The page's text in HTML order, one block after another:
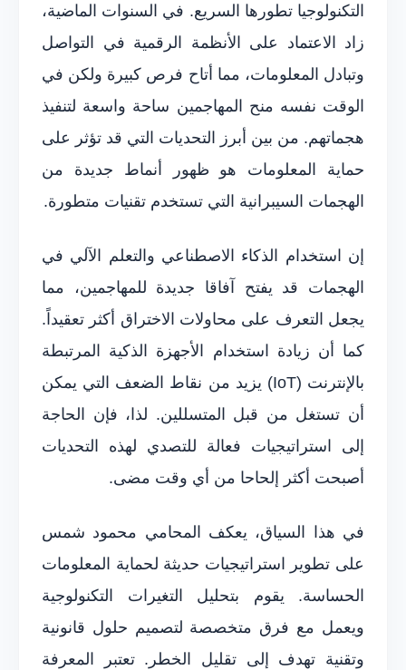
التكنولوجيا تطورها السريع. في السنوات الماضية،
زاد الاعتماد على الأنظمة الرقمية في التواصل
وتبادل المعلومات، مما أتاح فرص كبيرة ولكن في
الوقت نفسه منح المهاجمين ساحة واسعة لتنفيذ
هجماتهم. من بين أبرز التحديات التي قد تؤثر على
حماية المعلومات هو ظهور أنماط جديدة من
الهجمات السيبرانية التي تستخدم تقنيات متطورة.
إن استخدام الذكاء الاصطناعي والتعلم الآلي في
الهجمات قد يفتح آفاقا جديدة للمهاجمين، مما
يجعل التعرف على محاولات الاختراق أكثر تعقيداً.
كما أن زيادة استخدام الأجهزة الذكية المرتبطة
بالإنترنت (IoT) يزيد من نقاط الضعف التي يمكن
أن تستغل من قبل المتسللين. لذا، فإن الحاجة
إلى استراتيجيات فعالة للتصدي لهذه التحديات
أصبحت أكثر إلحاحا من أي وقت مضى.
في هذا السياق، يعكف المحامي محمود شمس
على تطوير استراتيجيات حديثة لحماية المعلومات
الحساسة. يقوم بتحليل التغيرات التكنولوجية
ويعمل مع فرق متخصصة لتصميم حلول قانونية
وتقنية تهدف إلى تقليل الخطر. تعتبر المعرفة